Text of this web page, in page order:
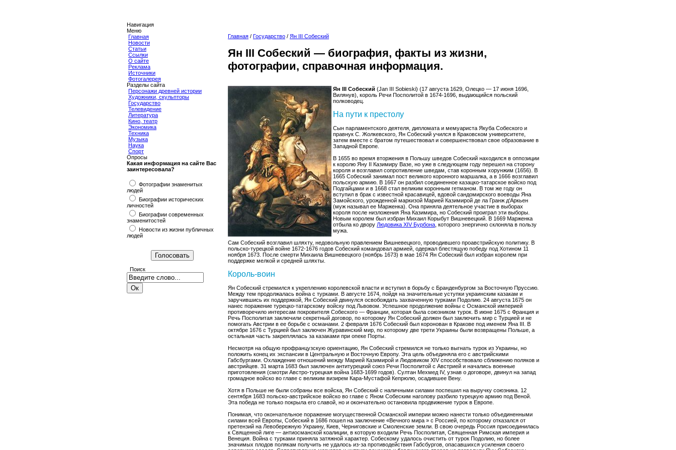
Навигация
Меню
Главная
Новости
Статьи
Ссылки
О сайте
Реклама
Источники
Фотогалерея
Разделы сайта
Персонажи древней истории
Художники, скульпторы
Государство
Телевидение
Литература
Кино, театр
Экономика
Техника
Музыка
Наука
Спорт
Опросы
Какая информация на сайте Вас
заинтересовала?
Фотографии знаменитых
людей
Биографии исторических
личностей
Биографии современных
знаменитостей
Новости из жизни публичных
людей
Поиск
Главная / Государство / Ян III Собеский
Ян III Собеский — биография, факты из жизни,
фотографии, справочная информация.
Ян III Собеский (Jan III Sobieski) (17 августа 1629, Олецко — 17 июня 1696,
Вилянув), король Речи Посполитой в 1674-1696, выдающийся польский
полководец.
На пути к престолу
Сын парламентского деятеля, дипломата и мемуариста Якуба Собеского и
правнук С. Жолкевского, Ян Собеский учился в Краковском университете,
затем вместе с братом путешествовал и совершенствовал свое образование в
Западной Европе.
В 1655 во время вторжения в Польшу шведов Собеский находился в оппозиции
к королю Яну II Казимиру Вазе, но уже в следующем году перешел на сторону
короля и возглавил сопротивление шведам, став коронным хорунжим (1656). В
1665 Собеский занимал пост великого коронного маршалка, а в 1666 возглавил
польскую армию. В 1667 он разбил соединенное казацко-татарское войско под
Подгайцами и в 1668 стал великим коронным гетманом. В том же году он
вступил в брак с известной красавицей, вдовой сандомирского воеводы Яна
Замойского, урожденной маркизой Марией Казимирой де ла Гранж д'Аркьен
(муж называл ее Марженка). Она приняла деятельное участие в выборах
короля после низложения Яна Казимира, но Собеский проиграл эти выборы.
Новым королем был избран Михаил Корыбут Вишневецкий. В 1669 Марженка
отбыла ко двору Людовика XIV Бурбона, которого энергично склоняла в пользу
мужа.
Сам Собеский возглавил шляхту, недовольную правлением Вишневецкого, проводившего проавстрийскую политику. В
польско-турецкой войне 1672-1676 годов Собеский командовал армией, одержал блестящую победу под Хотином 11
ноября 1673. После смерти Михаила Вишневецкого (ноябрь 1673) в мае 1674 Ян Собеский был избран королем при
поддержке мелкой и средней шляхты.
Король-воин
Ян Собеский стремился к укреплению королевской власти и вступил в борьбу с Бранденбургом за Восточную Пруссию.
Между тем продолжалась война с турками. В августе 1674, пойдя на значительные уступки украинским казакам и
заручившись их поддержкой, Ян Собеский двинулся освобождать захваченную турками Подолию. 24 августа 1675 он
нанес поражение турецко-татарскому войску под Львовом. Успешное продолжение войны с Османской империей
противоречило интересам покровителя Собеского — Франции, которая была союзником турок. В июне 1675 с Франция и
Речь Посполитая заключили секретный договор, по которому Ян Собеский должен был заключить мир с Турцией и не
помогать Австрии в ее борьбе с османами. 2 февраля 1676 Собеский был коронован в Кракове под именем Яна III. В
октябре 1676 с Турцией был заключен Журавинский мир, по которому две трети Украины были возвращены Польше, а
остальная часть закреплялась за казаками при опеке Порты.
Несмотря на общую профранцузскую ориентацию, Ян Собеский стремился не только выгнать турок из Украины, но
положить конец их экспансии в Центральную и Восточную Европу. Эта цель объединяла его с австрийскими
Габсбургами. Охлаждение отношений между Марией Казимирой и Людовиком XIV способствовало сближению поляков и
австрийцев. 31 марта 1683 был заключен антитурецкий союз Речи Посполитой с Австрией и начались военные
приготовления (смотри Австро-турецкая война 1683-1699 годов). Султан Мехмед IV, узнав о договоре, двинул на запад
громадное войско во главе с великим визирем Кара-Мустафой Кепрюлю, осадившее Вену.
Хотя в Польше не были собраны все войска, Ян Собеский с наличными силами поспешил на выручку союзника. 12
сентября 1683 польско-австрийское войско во главе с Яном Собеским наголову разбило турецкую армию под Веной.
Эта победа не только покрыла его славой, но и окончательно остановила продвижение турок в Европе.
Понимая, что окончательное поражение могущественной Османской империи можно нанести только объединенными
силами всей Европы, Собеский в 1686 пошел на заключение «Вечного мира » с Россией, по которому отказался от
претензий на Левобережную Украину, Киев, Черниговские и Смоленские земли. В свою очередь Россия присоединилась
к Священной лиге — антиосманской коалиции, в которую входили Речь Посполитая, Священная Римская империя и
Венеция. Война с турками приняла затяжной характер. Собескому удалось очистить от турок Подолию, но более
значимых плодов полякам получить не удалось из-за противодействия Габсбургов, опасавшихся усиления своего